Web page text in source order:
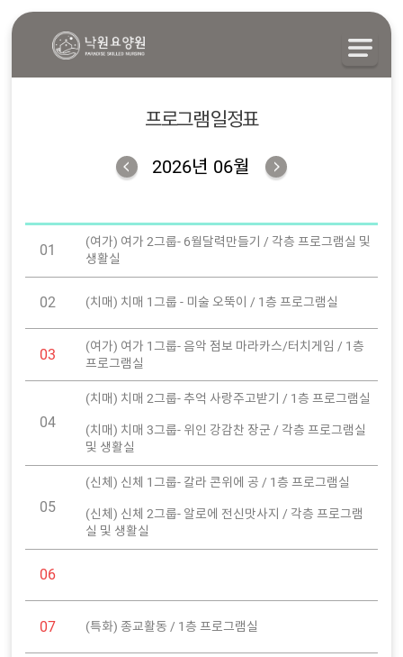
프로그램 일정표
2026년 06월
01
(여가) 여가 2그룹- 6월달력만들기 / 각층 프로그램실 및
생활실
02 (치매) 치매 1그룹 - 미술 오뚝이 / 1층 프로그램실
03
(여가) 여가 1그룹- 음악 점보 마라카스/터치게임 / 1층
프로그램실
04
(치매) 치매 2그룹- 추억 사랑주고받기 / 1층 프로그램실
(치매) 치매 3그룹- 위인 강감찬 장군 / 각층 프로그램실
및 생활실
05
(신체) 신체 1그룹- 칼라 콘위에 공 / 1층 프로그램실
(신체) 신체 2그룹- 알로에 전신맛사지 / 각층 프로그램
실 및 생활실
06
07 (특화) 종교활동 / 1층 프로그램실